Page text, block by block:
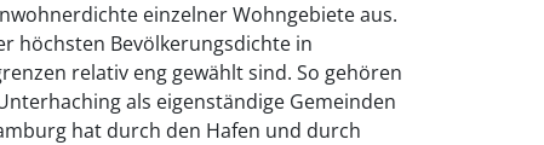
einzelner Wohngebiete aus.
höchsten Bevölkerungsdichte in
relativ eng gewählt sind. So gehören
als eigenständige Gemeinden
hat durch den Hafen und durch